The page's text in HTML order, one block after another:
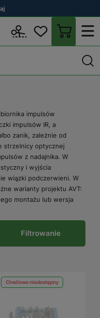
impulsów
impulsów IR, a
zanik, zależnie od
strzelnicy optycznej
z nadajnika. W
i wyjścia
wiązki podczerwieni. W
warianty projektu AVT:
montażu lub wersja
Filtrowanie
Chwilowo niedostępny